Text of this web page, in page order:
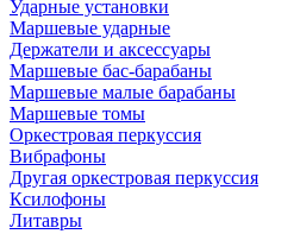
Ударные установки
Маршевые ударные
Держатели и аксессуары
Маршевые бас-барабаны
Маршевые малые барабаны
Маршевые томы
Оркестровая перкуссия
Вибрафоны
Другая оркестровая перкуссия
Ксилофоны
Литавры